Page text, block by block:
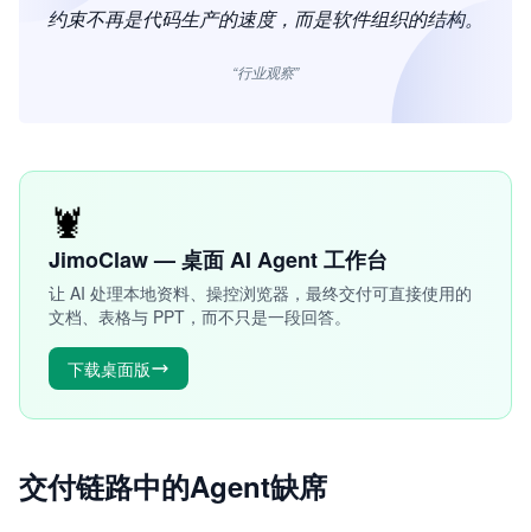
约束不再是代码生产的速度，而是软件组织的结构。
“行业观察”
🦞
JimoClaw — 桌面 AI Agent 工作台
让 AI 处理本地资料、操控浏览器，最终交付可直接使用的
文档、表格与 PPT，而不只是一段回答。
下载桌面版
交付链路中的Agent缺席